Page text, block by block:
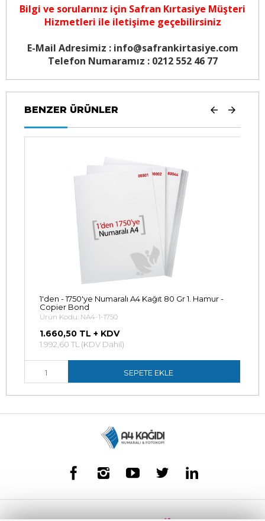
Bilgi ve sorularınız için Safran Kırtasiye Müşteri
Hizmetleri ile iletişime geçebilirsiniz
E-Mail Adresimiz : info@safrankirtasiye.com
Telefon Numaramız : 0212 552 46 77
BENZER ÜRÜNLER
1'den - 1750'ye Numaralı A4 Kağıt 80 Gr 1. Hamur -
Copier Bond
Ürün Kodu: NA4-1-1750
1.660,50 TL + KDV
1.992,60 TL (KDV Dahil)
SEPETE EKLE